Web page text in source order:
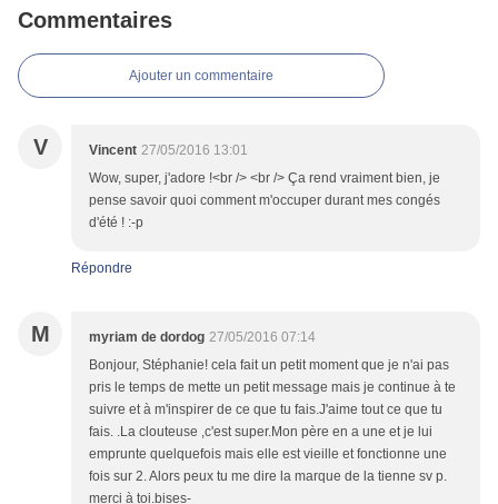
Commentaires
Ajouter un commentaire
V Vincent 27/05/2016 13:01
Wow, super, j'adore !<br /> <br /> Ça rend vraiment bien, je
pense savoir quoi comment m'occuper durant mes congés
d'été ! :-p
Répondre
M myriam de dordog 27/05/2016 07:14
Bonjour, Stéphanie! cela fait un petit moment que je n'ai pas
pris le temps de mette un petit message mais je continue à te
suivre et à m'inspirer de ce que tu fais.J'aime tout ce que tu
fais. .La clouteuse ,c'est super.Mon père en a une et je lui
emprunte quelquefois mais elle est vieille et fonctionne une
fois sur 2. Alors peux tu me dire la marque de la tienne sv p.
merci à toi.bises-